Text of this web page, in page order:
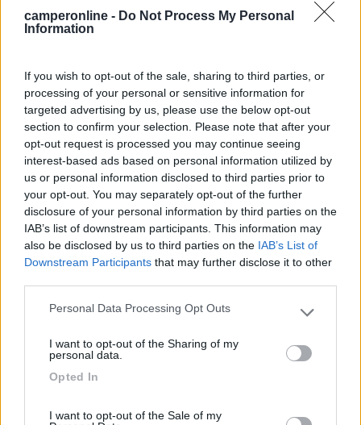
camperonline - Do Not Process My Personal
Information
If you wish to opt-out of the sale, sharing to third parties, or
processing of your personal or sensitive information for
targeted advertising by us, please use the below opt-out
section to confirm your selection. Please note that after your
opt-out request is processed you may continue seeing
interest-based ads based on personal information utilized by
us or personal information disclosed to third parties prior to
your opt-out. You may separately opt-out of the further
disclosure of your personal information by third parties on the
IAB’s list of downstream participants. This information may
also be disclosed by us to third parties on the IAB’s List of
Downstream Participants that may further disclose it to other
Please note that this website/app uses one or more Google
not limited to your visit or usage behaviour. You may click to
use your data for below specified purposes in below Google
Personal Data Processing Opt Outs
I want to opt-out of the Sharing of my
personal data.
Opted In
I want to opt-out of the Sale of my
vorrei posizionare un'antenna omnidirezionale sul tetto del
camper e collegarla ad una "scatoletta" che mi permetta di
si connetteva a internet ed una volta entrato in camper perdevo
il segnale o forse dal camper era il mio telefonino non più in
grado di far arrivare il prorio segnale agli access point del
- - - - - - - - - - - - - - - - - - - - - - - - Elvis in London- Drive
lordana
In risposta al messaggio di 04/01/2017alle
15:26:30
tetto del camper e collegarla ad una scatoletta che mi permetta di